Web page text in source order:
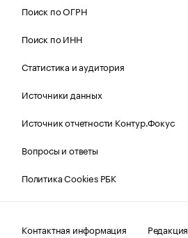
Поиск по ОГРН
Поиск по ИНН
Статистика и аудитория
Источники данных
Источник отчетности Контур.Фокус
Вопросы и ответы
Политика Cookies РБК
Контактная информация
Редакция